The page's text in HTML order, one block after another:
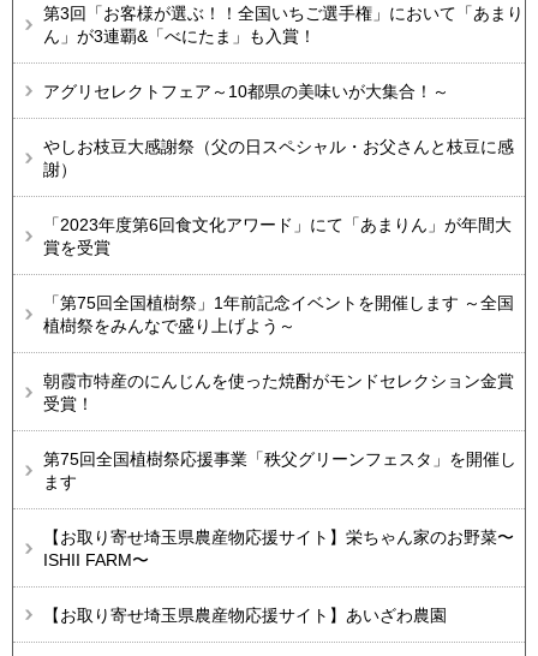
第3回「お客様が選ぶ！！全国いちご選手権」において「あまり
ん」が3連覇&「べにたま」も入賞！
アグリセレクトフェア～10都県の美味いが大集合！～
やしお枝豆大感謝祭（父の日スペシャル・お父さんと枝豆に感
謝）
「2023年度第6回食文化アワード」にて「あまりん」が年間大
賞を受賞
「第75回全国植樹祭」1年前記念イベントを開催します ～全国
植樹祭をみんなで盛り上げよう～
朝霞市特産のにんじんを使った焼酎がモンドセレクション金賞
受賞！
第75回全国植樹祭応援事業「秩父グリーンフェスタ」を開催し
ます
【お取り寄せ埼玉県農産物応援サイト】栄ちゃん家のお野菜〜
ISHII FARM〜
【お取り寄せ埼玉県農産物応援サイト】あいざわ農園